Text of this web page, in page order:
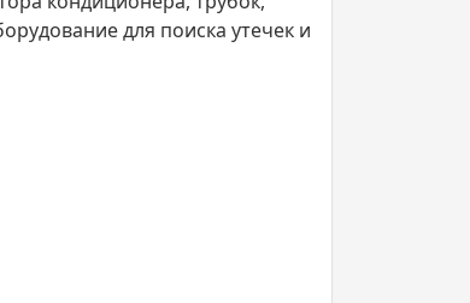
для поиска утечек и